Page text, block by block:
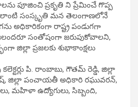
పూజించి ప్రకృతి ని ప్రేమించే గొప్ప
సంస్కృతి మన తెలంగాణలోనే
అధికారికంగా రాష్ట్ర పండుగగా
సంతోషంగా జరుపుకోవాలని,
జిల్లా ప్రజలకు శుభాకాంక్షలు
పి. రాంబాబు, గౌతమ్ రెడ్డి, జిల్లా
జిల్లా పంచాయతీ అధికారి రఘువరన్,
మహిళా ఉద్యోగులు, సిబ్బంది,